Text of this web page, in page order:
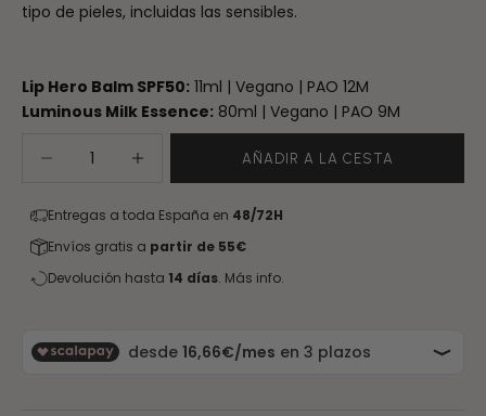
tipo de pieles, incluidas las sensibles.
Lip Hero Balm SPF50: 11ml | Vegano | PAO 12M
Luminous Milk Essence: 80ml | Vegano | PAO 9M
Aumentar cantidad
AÑADIR A LA CESTA
Entregas a toda España en 48/72H
Envíos gratis a partir de 55€
Devolución hasta 14 días. Más info.